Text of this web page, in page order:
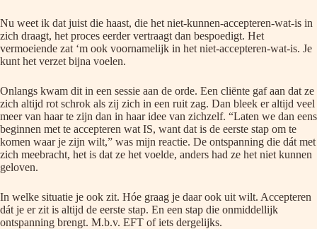
Nu weet ik dat juist die haast, die het niet-kunnen-accepteren-wat-is in
zich draagt, het proces eerder vertraagt dan bespoedigt. Het
vermoeiende zat ‘m ook voornamelijk in het niet-accepteren-wat-is. Je
kunt het verzet bijna voelen.
Onlangs kwam dit in een sessie aan de orde. Een cliënte gaf aan dat ze
zich altijd rot schrok als zij zich in een ruit zag. Dan bleek er altijd veel
meer van haar te zijn dan in haar idee van zichzelf. “Laten we dan eens
beginnen met te accepteren wat IS, want dat is de eerste stap om te
komen waar je zijn wilt,” was mijn reactie. De ontspanning die dát met
zich meebracht, het is dat ze het voelde, anders had ze het niet kunnen
geloven.
In welke situatie je ook zit. Hóe graag je daar ook uit wilt. Accepteren
dát je er zit is altijd de eerste stap. En een stap die onmiddellijk
ontspanning brengt. M.b.v. EFT of iets dergelijks.